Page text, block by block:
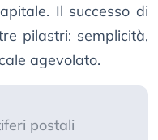
Il successo di
pilastri: semplicità,
agevolato.
postali